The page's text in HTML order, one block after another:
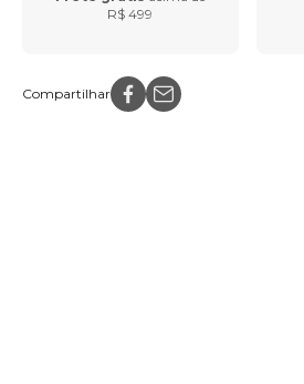
R$ 499
Compartilhar